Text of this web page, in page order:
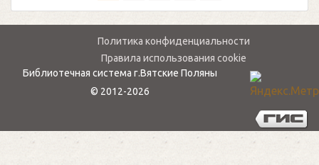
Политика конфиденциальности
Правила использования cookie
Библиотечная система г.Вятские Поляны
© 2012-2026